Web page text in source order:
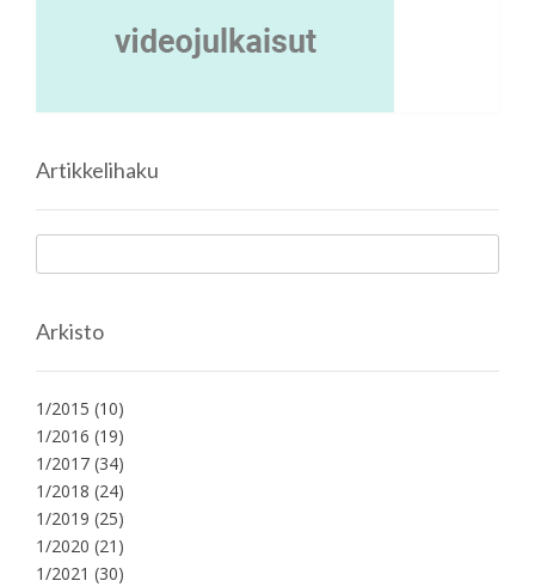
Artikkelihaku
Arkisto
1/2015 (10)
1/2016 (19)
1/2017 (34)
1/2018 (24)
1/2019 (25)
1/2020 (21)
1/2021 (30)